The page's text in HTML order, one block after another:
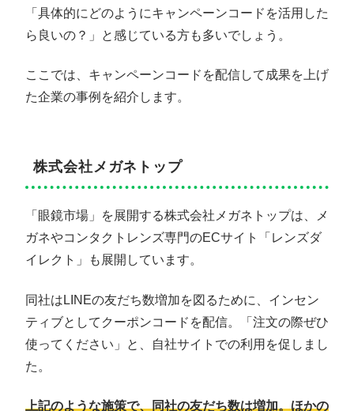
「具体的にどのようにキャンペーンコードを活用した
ら良いの？」と感じている方も多いでしょう。
ここでは、キャンペーンコードを配信して成果を上げ
た企業の事例を紹介します。
株式会社メガネトップ
「眼鏡市場」を展開する株式会社メガネトップは、メ
ガネやコンタクトレンズ専門のECサイト「レンズダ
イレクト」も展開しています。
同社はLINEの友だち数増加を図るために、インセン
ティブとしてクーポンコードを配信。「注文の際ぜひ
使ってください」と、自社サイトでの利用を促しまし
た。
上記のような施策で、同社の友だち数は増加。ほかの